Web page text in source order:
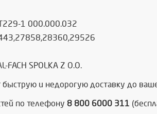
1 000.000.032
FACH SPOLKA Z O.O.
быструю и недорогую доставку до
по телефону 8 800 6000 311